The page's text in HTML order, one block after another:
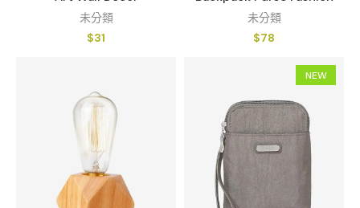
未分類
$31
未分類
$78
NEW